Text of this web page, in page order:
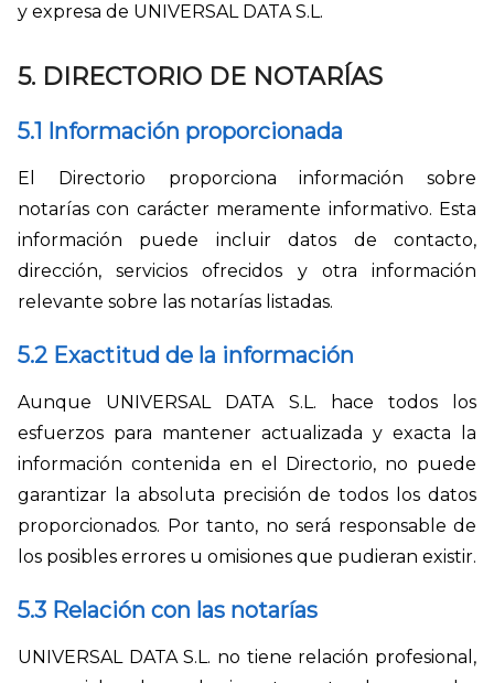
y expresa de UNIVERSAL DATA S.L.
5. DIRECTORIO DE NOTARÍAS
5.1 Información proporcionada
El Directorio proporciona información sobre
notarías con carácter meramente informativo. Esta
información puede incluir datos de contacto,
dirección, servicios ofrecidos y otra información
relevante sobre las notarías listadas.
5.2 Exactitud de la información
Aunque UNIVERSAL DATA S.L. hace todos los
esfuerzos para mantener actualizada y exacta la
información contenida en el Directorio, no puede
garantizar la absoluta precisión de todos los datos
proporcionados. Por tanto, no será responsable de
los posibles errores u omisiones que pudieran existir.
5.3 Relación con las notarías
UNIVERSAL DATA S.L. no tiene relación profesional,